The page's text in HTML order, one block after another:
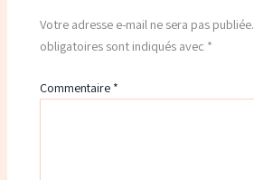
Votre adresse e-mail ne sera pas publiée.
obligatoires sont indiqués avec *
Commentaire *